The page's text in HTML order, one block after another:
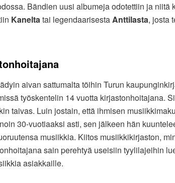
Bändien uusi albumeja odotettiin ja niitä
Kaneltatai legendaarisestaAnttilasta, josta
aivan sattumalta töihin Turun
työskentelin 14 vuotta kirjastonhoitajana.
taivas. Luin jostain, että ihmisen
30-vuotiaaksi asti, sen jälkeen hän
musiikkia. Kiitos musiikkikirjaston,
sain perehtyä useisiin tyylilajeihin
asiakkaille.